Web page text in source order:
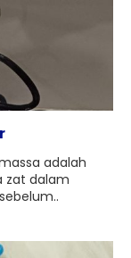
adalah
zat dalam